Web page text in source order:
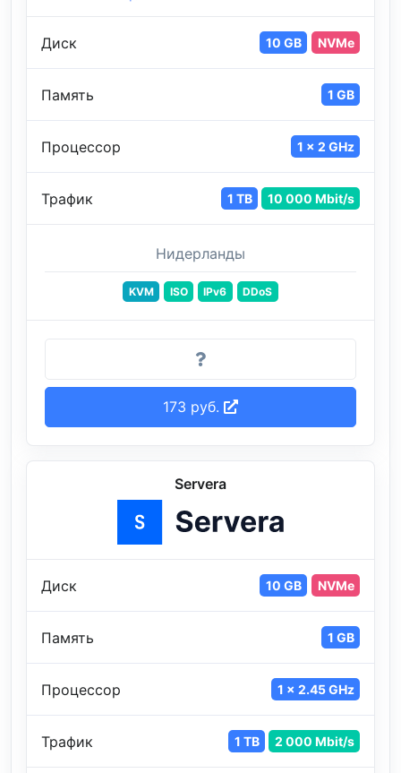
Диск 10 GB NVMe
Память 1 GB
Процессор 1 x 2 GHz
Трафик 1 TB 10 000 Mbit/s
Нидерланды
KVM ISO IPv6 DDoS
173 руб.
Servera
Диск 10 GB NVMe
Память 1 GB
Процессор 1 x 2.45 GHz
Трафик 1 TB 2 000 Mbit/s